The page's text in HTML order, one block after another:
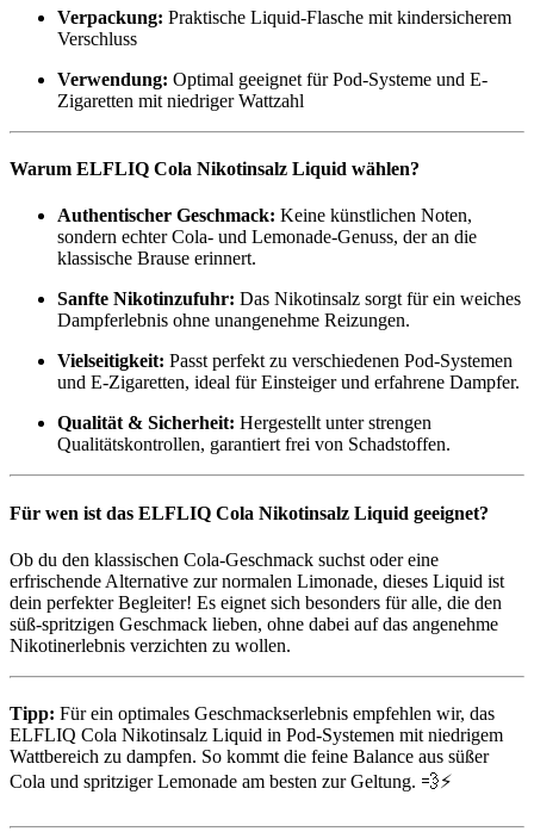
Verpackung: Praktische Liquid-Flasche mit kindersicherem
Verschluss
Verwendung: Optimal geeignet für Pod-Systeme und E-
Zigaretten mit niedriger Wattzahl
Warum ELFLIQ Cola Nikotinsalz Liquid wählen?
Authentischer Geschmack: Keine künstlichen Noten,
sondern echter Cola- und Lemonade-Genuss, der an die
klassische Brause erinnert.
Sanfte Nikotinzufuhr: Das Nikotinsalz sorgt für ein weiches
Dampferlebnis ohne unangenehme Reizungen.
Vielseitigkeit: Passt perfekt zu verschiedenen Pod-Systemen
und E-Zigaretten, ideal für Einsteiger und erfahrene Dampfer.
Qualität & Sicherheit: Hergestellt unter strengen
Qualitätskontrollen, garantiert frei von Schadstoffen.
Für wen ist das ELFLIQ Cola Nikotinsalz Liquid geeignet?
Ob du den klassischen Cola-Geschmack suchst oder eine
erfrischende Alternative zur normalen Limonade, dieses Liquid ist
dein perfekter Begleiter! Es eignet sich besonders für alle, die den
süß-spritzigen Geschmack lieben, ohne dabei auf das angenehme
Nikotinerlebnis verzichten zu wollen.
Tipp: Für ein optimales Geschmackserlebnis empfehlen wir, das
ELFLIQ Cola Nikotinsalz Liquid in Pod-Systemen mit niedrigem
Wattbereich zu dampfen. So kommt die feine Balance aus süßer
Cola und spritziger Lemonade am besten zur Geltung. 💨⚡